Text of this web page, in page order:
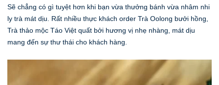
Sẽ chẳng có gì tuyệt hơn khi bạn vừa thưởng bánh vừa nhâm nhi
ly trà mát dịu. Rất nhiều thực khách order Trà Oolong bưởi hồng,
Trà thảo mộc Táo Việt quất bởi hương vị nhẹ nhàng, mát dịu
mang đến sự thư thái cho khách hàng.